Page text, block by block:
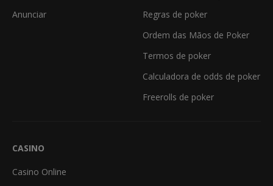
Anunciar
Regras de poker
Ordem das Mãos de Poker
Termos de poker
Calculadora de odds de poker
Freerolls de poker
CASINO
Casino Online